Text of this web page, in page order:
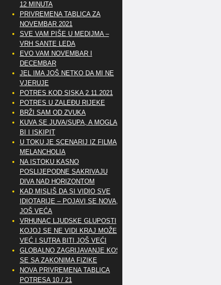
12 MINUTA
PRIVREMENA TABLICA ZA
NOVEMBAR 2021
SVE VAM PIŠE U MEDIJMA –
VRH SANTE LEDA
EVO VAM NOVEMBAR I
DECEMBAR
JEL IMA JOŠ NETKO DA MI NE
VJERUJE
POTRES KOD SISKA 2.11.2021
POTRES U ZALEĐU RIJEKE
BRŽI SAM OD ZVUKA
KUVA SE JUVA/SUPA, A MOGLA
BI I ISKIPIT
U TOKU JE SCENARIJ IZ FILMA
MELANCHOLIA
NA ISTOKU KASNO
POSLIJEPODNE SAKRIVAJU
DIVA NAD HORIZONTOM
KAD MISLIŠ DA SI VIDIO SVE
IDIOTARIJE – POJAVI SE NOVA,..
JOŠ VEĆA
VRHUNAC LJUDSKE GLUPOSTI
KOJOJ SE NE VIDI KRAJ MOŽE
VEĆ I SUTRA BITI JOŠ VEĆI
GLOBALNO ZAGRIJAVANJE KOSI
SE SA ZAKONIMA FIZIKE
NOVA PRIVREMENA TABLICA
POTRESA 10 / 21